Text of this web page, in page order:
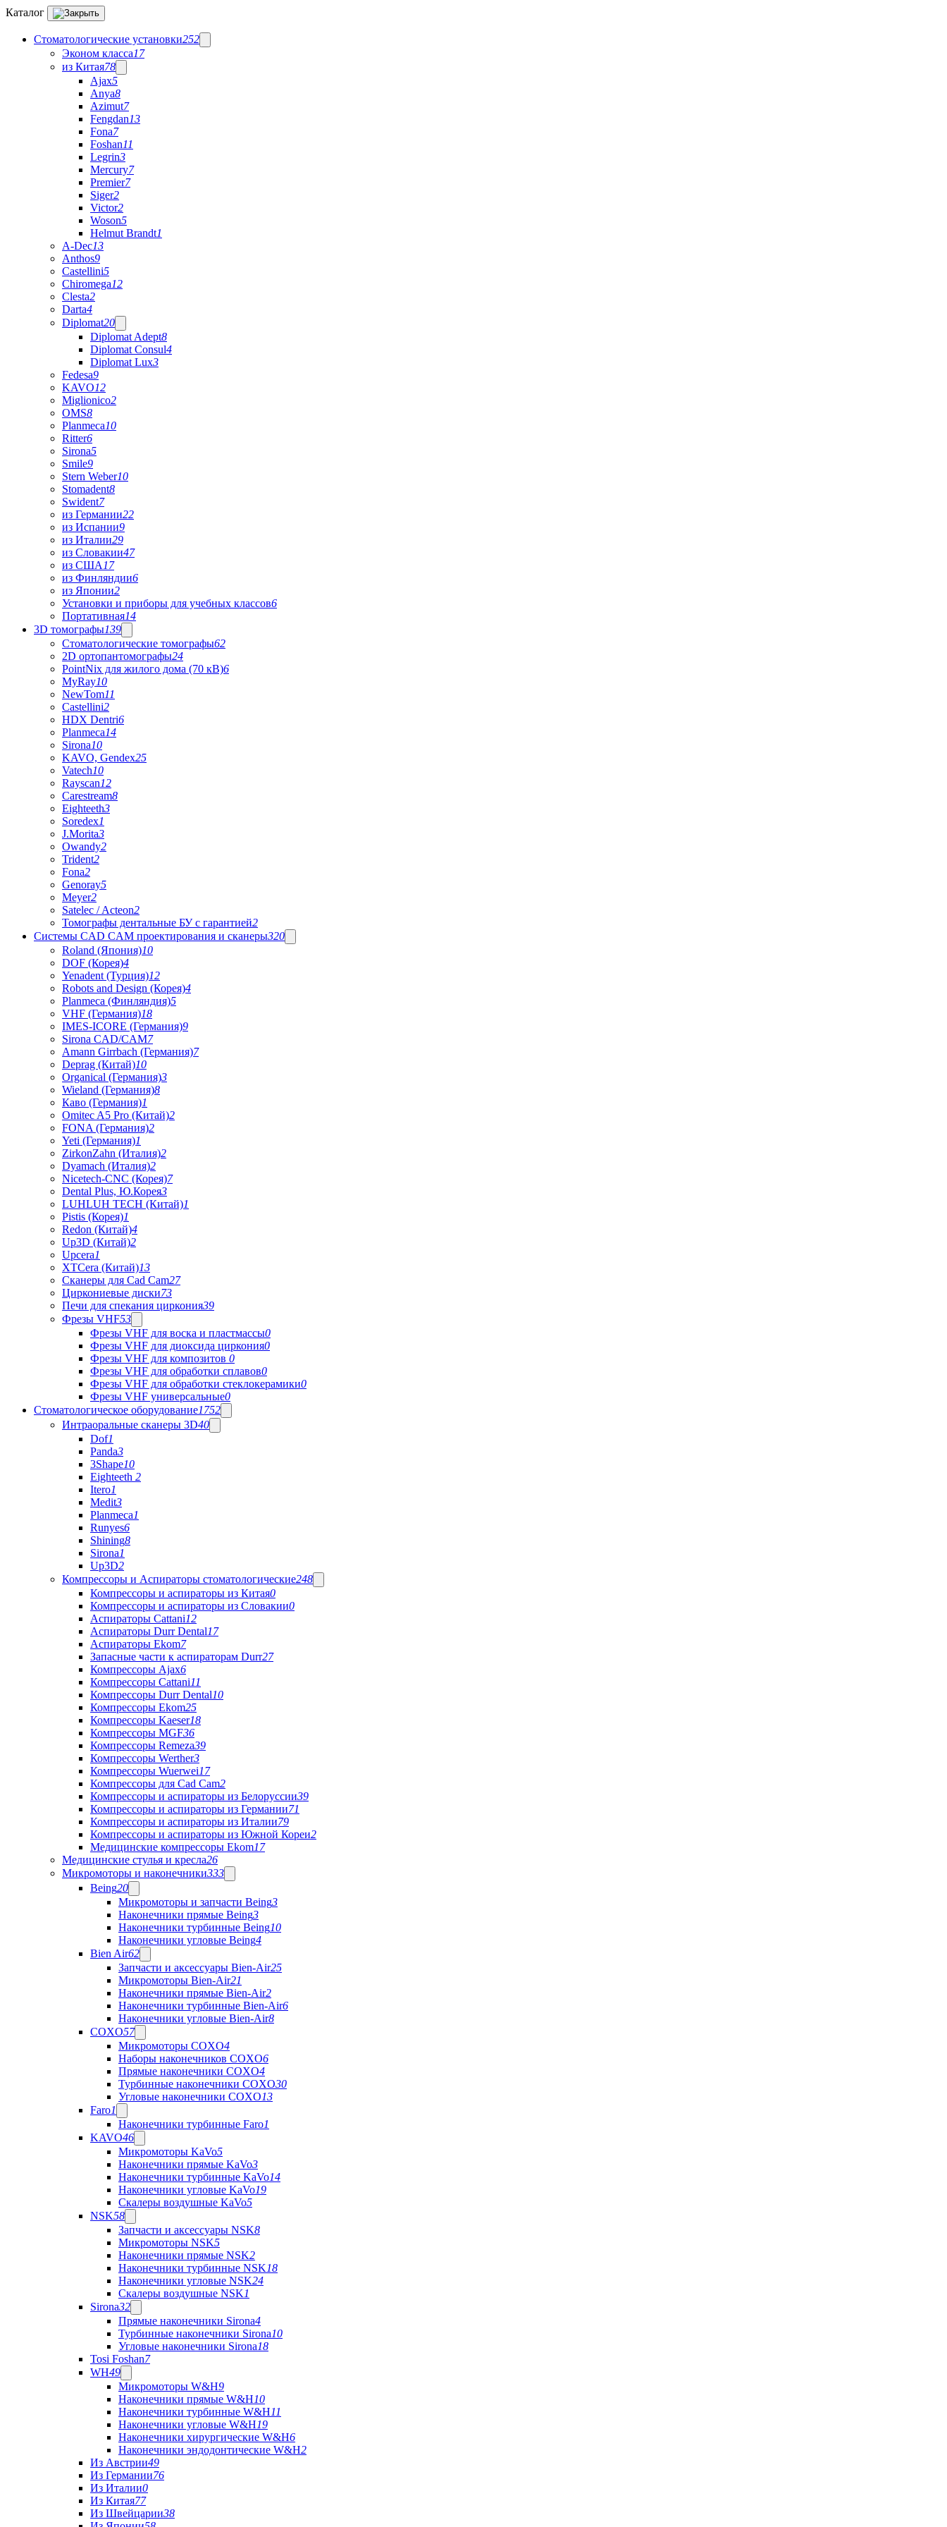
Каталог
Стоматологические установки252
Эконом класса17
из Китая78
Ajax5
Anya8
Azimut7
Fengdan13
Fona7
Foshan11
Legrin3
Mercury7
Premier7
Siger2
Victor2
Woson5
Helmut Brandt1
A-Dec13
Anthos9
Castellini5
Chiromega12
Clesta2
Darta4
Diplomat20
Diplomat Adept8
Diplomat Consul4
Diplomat Lux3
Fedesa9
KAVO12
Miglionico2
OMS8
Planmeca10
Ritter6
Sirona5
Smile9
Stern Weber10
Stomadent8
Swident7
из Германии22
из Испании9
из Италии29
из Словакии47
из США 17
из Финляндии6
из Японии2
Установки и приборы для учебных классов6
Портативная14
3D томографы139
Стоматологические томографы62
2D ортопантомографы24
PointNix для жилого дома (70 кВ)6
MyRay10
NewTom11
Castellini2
HDX Dentri6
Planmeca14
Sirona10
KAVO, Gendex25
Vatech10
Rayscan12
Carestream8
Eighteeth3
Soredex1
J.Morita3
Owandy2
Trident2
Fona2
Genoray5
Meyer2
Satelec / Acteon2
Томографы дентальные БУ с гарантией2
Системы CAD CAM проектирования и сканеры320
Roland (Япония)10
DOF (Корея)4
Yenadent (Турция)12
Robots and Design (Корея)4
Planmeca (Финляндия)5
VHF (Германия)18
IMES-ICORE (Германия)9
Sirona CAD/CAM7
Amann Girrbach (Германия)7
Deprag (Китай)10
Organical (Германия)3
Wieland (Германия)8
Каво (Германия)1
Omitec A5 Pro (Китай)2
FONA (Германия)2
Yeti (Германия)1
ZirkonZahn (Италия)2
Dyamach (Италия)2
Nicetech-CNC (Корея)7
Dental Plus, Ю.Корея3
LUHLUH TECH (Китай)1
Pistis (Корея)1
Redon (Китай)4
Up3D (Китай)2
Upcera1
XTCera (Китай)13
Сканеры для Cad Cam27
Циркониевые диски73
Печи для спекания циркония39
Фрезы VHF53
Фрезы VHF для воска и пластмассы0
Фрезы VHF для диоксида циркония0
Фрезы VHF для композитов 0
Фрезы VHF для обработки сплавов0
Фрезы VHF для обработки стеклокерамики0
Фрезы VHF универсальные0
Стоматологическое оборудование1752
Интраоральные сканеры 3D40
Dof1
Panda3
3Shape10
Eighteeth 2
Itero1
Medit3
Planmeca1
Runyes6
Shining8
Sirona1
Up3D2
Компрессоры и Аспираторы стоматологические248
Компрессоры и аспираторы из Китая0
Компрессоры и аспираторы из Словакии0
Аспираторы Cattani12
Аспираторы Durr Dental17
Аспираторы Ekom7
Запасные части к аспираторам Durr27
Компрессоры Ajax6
Компрессоры Cattani11
Компрессоры Durr Dental10
Компрессоры Ekom25
Компрессоры Kaeser18
Компрессоры MGF36
Компрессоры Remeza39
Компрессоры Werther3
Компрессоры Wuerwei17
Компрессоры для Cad Cam2
Компрессоры и аспираторы из Белоруссии39
Компрессоры и аспираторы из Германии71
Компрессоры и аспираторы из Италии79
Компрессоры и аспираторы из Южной Кореи2
Медицинские компрессоры Ekom17
Медицинские стулья и кресла26
Микромоторы и наконечники333
Being20
Микромоторы и запчасти Being3
Наконечники прямые Being3
Наконечники турбинные Being10
Наконечники угловые Being4
Bien Air62
Запчасти и аксессуары Bien-Air25
Микромоторы Bien-Air21
Наконечники прямые Bien-Air2
Наконечники турбинные Bien-Air6
Наконечники угловые Bien-Air8
COXO57
Микромоторы COXO4
Наборы наконечников COXO6
Прямые наконечники COXO4
Турбинные наконечники COXO30
Угловые наконечники COXO13
Faro1
Наконечники турбинные Faro1
KAVO46
Микромоторы KaVo5
Наконечники прямые KaVo3
Наконечники турбинные KaVo14
Наконечники угловые KaVo19
Скалеры воздушные KaVo5
NSK58
Запчасти и аксессуары NSK8
Микромоторы NSK5
Наконечники прямые NSK2
Наконечники турбинные NSK18
Наконечники угловые NSK24
Скалеры воздушные NSK1
Sirona32
Прямые наконечники Sirona4
Турбинные наконечники Sirona10
Угловые наконечники Sirona18
Tosi Foshan7
WH49
Микромоторы W&H9
Наконечники прямые W&H10
Наконечники турбинные W&H11
Наконечники угловые W&H19
Наконечники хирургические W&H6
Наконечники эндодонтические W&H2
Из Австрии49
Из Германии76
Из Италии0
Из Китая77
Из Швейцарии38